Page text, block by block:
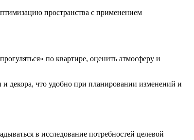
пространства с применением
по квартире, оценить атмосферу и
и декора, что удобно при планировании изменений и
в исследование потребностей целевой